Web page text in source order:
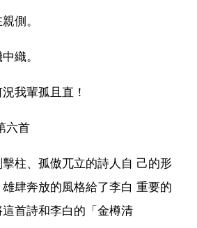
側。
織。
我輩孤且直！
六首
柱、孤傲兀立的詩人自 己的形
肆奔放的風格給了李白 重要的
首詩和李白的「金樽清